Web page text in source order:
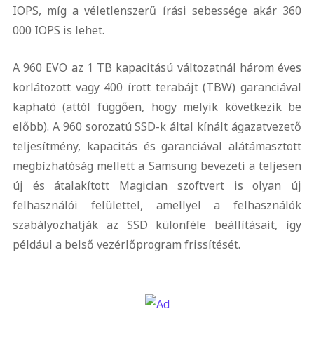
IOPS, míg a véletlenszerű írási sebessége akár 360
000 IOPS is lehet.
A 960 EVO az 1 TB kapacitású változatnál három éves
korlátozott vagy 400 írott terabájt (TBW) garanciával
kapható (attól függően, hogy melyik következik be
előbb). A 960 sorozatú SSD-k által kínált ágazatvezető
teljesítmény, kapacitás és garanciával alátámasztott
megbízhatóság mellett a Samsung bevezeti a teljesen
új és átalakított Magician szoftvert is olyan új
felhasználói felülettel, amellyel a felhasználók
szabályozhatják az SSD különféle beállításait, így
például a belső vezérlőprogram frissítését.